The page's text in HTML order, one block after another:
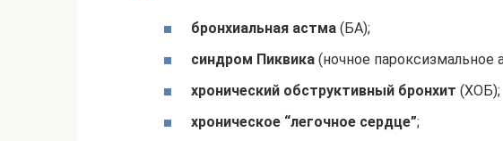
бронхиальная астма (БА);
синдром Пиквика (ночное пароксизмальное
хронический обструктивный бронхит (ХОБ);
хроническое “легочное сердце”;